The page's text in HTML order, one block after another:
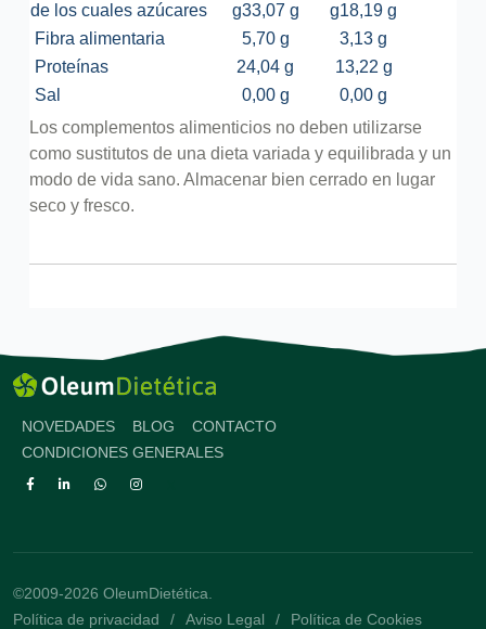
de los cuales azúcares
g33,07 g
g18,19 g
Fibra alimentaria
5,70 g
3,13 g
Proteínas
24,04 g
13,22 g
Sal
0,00 g
0,00 g
Los complementos alimenticios no deben utilizarse
como sustitutos de una dieta variada y equilibrada y un
modo de vida sano. Almacenar bien cerrado en lugar
seco y fresco.
NOVEDADES BLOG
CONTACTO
CONDICIONES GENERALES
©2009-2026 OleumDietética.
Política de privacidad
Aviso Legal Política de Cookies